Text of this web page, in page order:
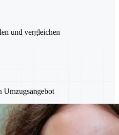
und vergleichen
Umzugsangebot